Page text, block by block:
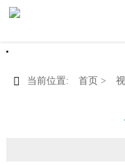
 当前位置: 首页 >